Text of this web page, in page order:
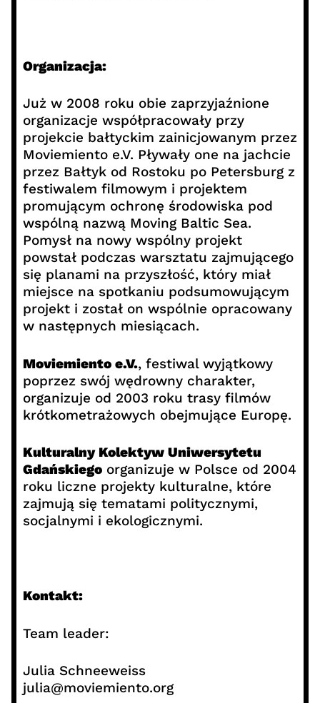
Organizacja:
Już w 2008 roku obie zaprzyjaźnione
organizacje współpracowały przy
projekcie bałtyckim zainicjowanym przez
Moviemiento e.V. Pływały one na jachcie
przez Bałtyk od Rostoku po Petersburg z
festiwalem filmowym i projektem
promującym ochronę środowiska pod
wspólną nazwą Moving Baltic Sea.
Pomysł na nowy wspólny projekt
powstał podczas warsztatu zajmującego
się planami na przyszłość, który miał
miejsce na spotkaniu podsumowującym
projekt i został on wspólnie opracowany
w następnych miesiącach.
Moviemiento e.V., festiwal wyjątkowy
poprzez swój wędrowny charakter,
organizuje od 2003 roku trasy filmów
krótkometrażowych obejmujące Europę.
Kulturalny Kolektyw Uniwersytetu
Gdańskiegoorganizuje w Polsce od 2004
roku liczne projekty kulturalne, które
zajmują się tematami politycznymi,
socjalnymi i ekologicznymi.
Kontakt:
Team leader:
Julia Schneeweiss
julia@moviemiento.org